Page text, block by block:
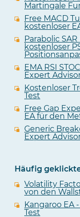
Martingale
Free MACD
kostenloser
Parabolic
kostenloser
EMA RSI
Expert
Kostenloser
Test
Free Gap
EA für den
Generic
Expert
Häufig
Volatility
von den
Kangaroo EA
Test